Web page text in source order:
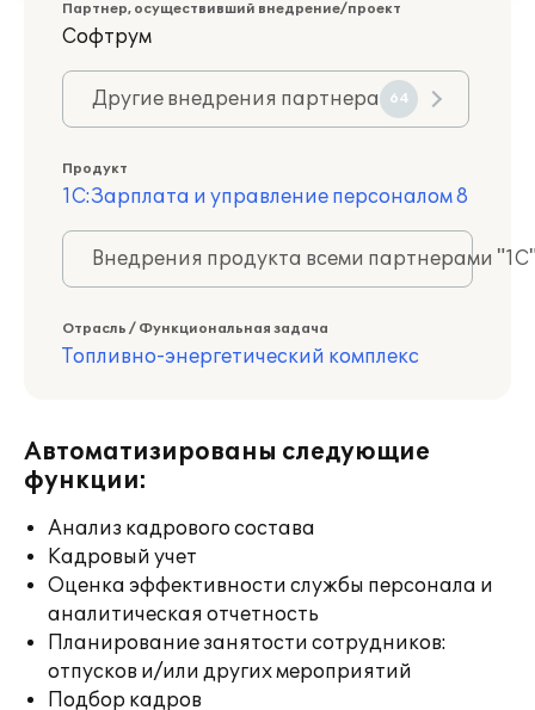
Партнер, осуществивший внедрение/проект
Софтрум
Другие внедрения партнера 64
Продукт
1С:Зарплата и управление персоналом 8
Внедрения продукта всеми партнерами
Отрасль / Функциональная задача
Топливно-энергетический комплекс
Автоматизированы следующие
функции:
Анализ кадрового состава
Кадровый учет
Оценка эффективности службы персонала и
аналитическая отчетность
Планирование занятости сотрудников:
отпусков и/или других мероприятий
Подбор кадров